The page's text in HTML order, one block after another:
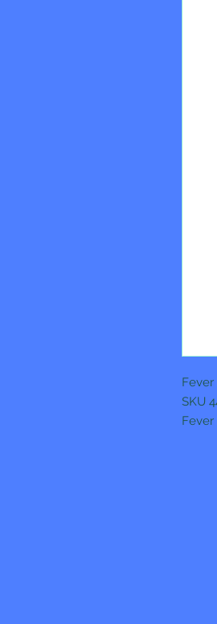
Fever
SKU
Fever